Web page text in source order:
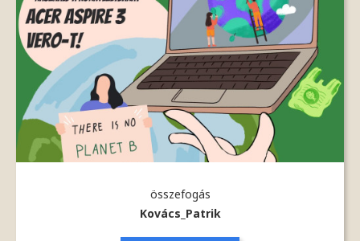
összefogás
Kovács_Patrik